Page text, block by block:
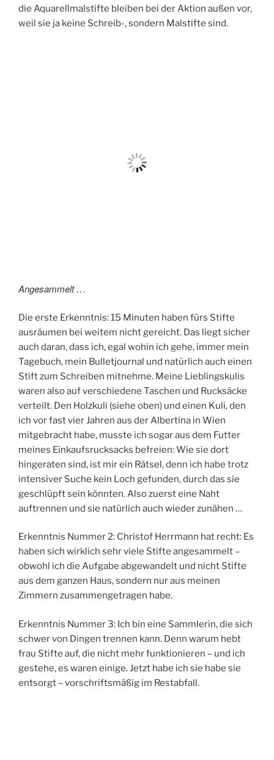
die Aquarellmalstifte bleiben bei der Aktion außen vor,
weil sie ja keine Schreib-, sondern Malstifte sind.
Angesammelt …
Die erste Erkenntnis: 15 Minuten haben fürs Stifte
ausräumen bei weitem nicht gereicht. Das liegt sicher
auch daran, dass ich, egal wohin ich gehe, immer mein
Tagebuch, mein Bulletjournal und natürlich auch einen
Stift zum Schreiben mitnehme. Meine Lieblingskulis
waren also auf verschiedene Taschen und Rucksäcke
verteilt. Den Holzkuli (siehe oben) und einen Kuli, den
ich vor fast vier Jahren aus der Albertina in Wien
mitgebracht habe, musste ich sogar aus dem Futter
meines Einkaufsrucksacks befreien: Wie sie dort
hingeraten sind, ist mir ein Rätsel, denn ich habe trotz
intensiver Suche kein Loch gefunden, durch das sie
geschlüpft sein könnten. Also zuerst eine Naht
auftrennen und sie natürlich auch wieder zunähen …
Erkenntnis Nummer 2: Christof Herrmann hat recht: Es
haben sich wirklich sehr viele Stifte angesammelt –
obwohl ich die Aufgabe abgewandelt und nicht Stifte
aus dem ganzen Haus, sondern nur aus meinen
Zimmern zusammengetragen habe.
Erkenntnis Nummer 3: Ich bin eine Sammlerin, die sich
schwer von Dingen trennen kann. Denn warum hebt
frau Stifte auf, die nicht mehr funktionieren – und ich
gestehe, es waren einige. Jetzt habe ich sie habe sie
entsorgt – vorschriftsmäßig im Restabfall.